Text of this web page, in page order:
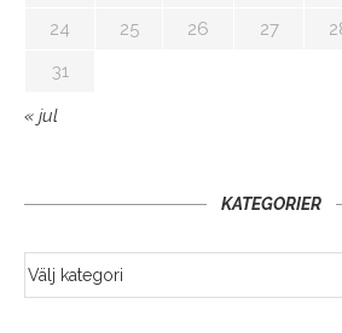
24
25 26 27
31
« jul
KATEGORIER